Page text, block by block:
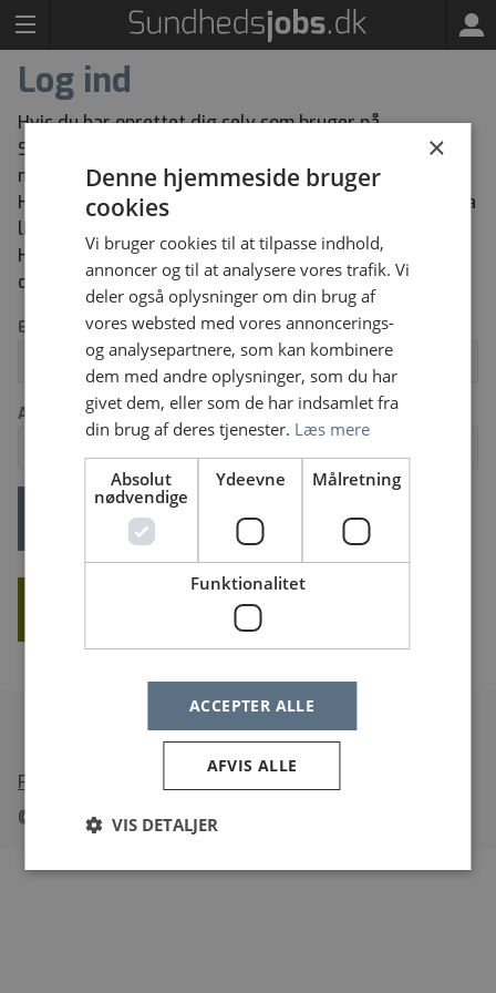
Log ind
Hvis du har oprettet dig selv som bruger på
Sundhedsjobs kan du herunder logge ind med den e-
mailadresse og adgangskode du har oprettet dig med.
Har du glemt din adgangskode kan du bestille en ny via
linket “Glemt dit log ind” herunder.
Har du ikke tidligere oprettet dig selv som bruger kan
du oprette dig via knappen “Opret ny bruger”.
Email
Adgangskode
Glemt dit log ind?
© Sundhedsjobs.dk
×
Denne hjemmeside bruger
cookies
Vi bruger cookies til at tilpasse indhold,
annoncer og til at analysere vores trafik. Vi
deler også oplysninger om din brug af
vores websted med vores annoncerings-
og analysepartnere, som kan kombinere
dem med andre oplysninger, som du har
givet dem, eller som de har indsamlet fra
din brug af deres tjenester. Læs mere
Absolut
nødvendige
Ydeevne Målretning
Funktionalitet
ACCEPTER ALLE
AFVIS ALLE
VIS DETALJER